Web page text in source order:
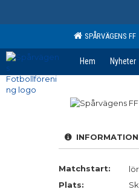
SPÅRVÄGENS FF
Hem Nyheter
INFORMATION
Matchstart:
Plats: